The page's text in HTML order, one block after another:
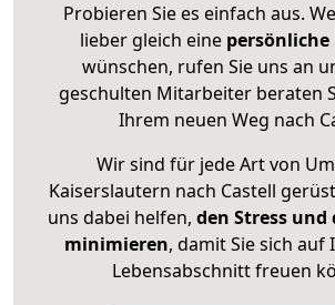
Probieren Sie es einfach aus.
lieber gleich eine
wünschen, rufen Sie uns an
geschulten Mitarbeiter beraten
Ihrem neuen Weg nach
Wir sind für jede Art von
Kaiserslautern nach Castell
uns dabei helfen, den Stress und
minimieren, damit Sie sich auf
Lebensabschnitt freuen